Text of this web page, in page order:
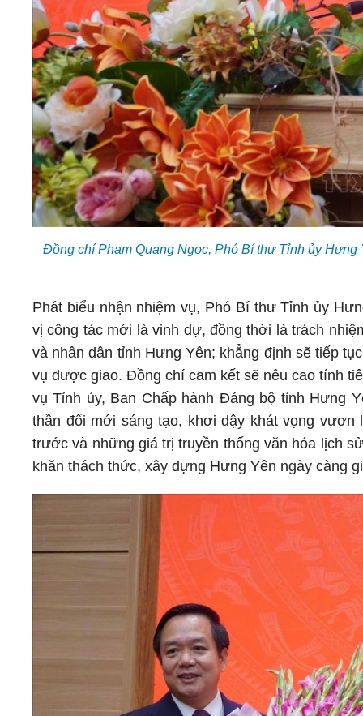
Đồng chí Phạm Quang Ngọc, Phó Bí thư Tỉnh ủy
Phát biểu nhận nhiệm vụ, Phó Bí thư Tỉnh ủy
vị công tác mới là vinh dự, đồng thời là trách
và nhân dân tỉnh Hưng Yên; khẳng định sẽ tiếp
vụ được giao. Đồng chí cam kết sẽ nêu cao tính
vụ Tỉnh ủy, Ban Chấp hành Đảng bộ tỉnh Hưng
thần đổi mới sáng tạo, khơi dậy khát vọng
trước và những giá trị truyền thống văn hóa lịch
khăn thách thức, xây dựng Hưng Yên ngày càng